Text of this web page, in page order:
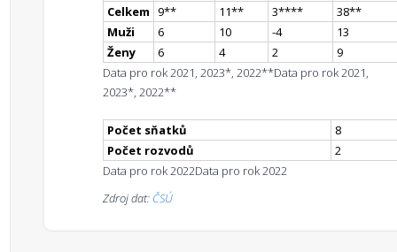
Celkem 9** 11** 3**** 38**
Muži
6 10 -4
13
Ženy
6 4 2
9
Data pro rok 2021, 2023*, 2022**Data pro rok 2021,
2023*, 2022**
Počet sňatků
8
Počet rozvodů
2
Data pro rok 2022Data pro rok 2022
Zdroj dat: ČSÚ